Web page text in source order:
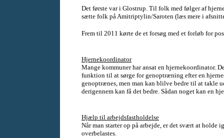
Det første var i Glostrup. Til folk med følger af
sætte folk på Amitriptylin/Saroten (læs mere i
Frem til 2011 kørte de et forsøg med et forløb for
Hjernekoordinator
Mange kommuner har ansat en hjernekoordinator.
funktion til at sørge for genoptræning efter en
genoptrænes, men man kan blilve bedre til at takle
derigennem kan få det bedre. Sådan noget kan en
Hjælp til arbejdsfastholdelse
Når man starter op på arbejde, er det svært at holde
overbelastes.